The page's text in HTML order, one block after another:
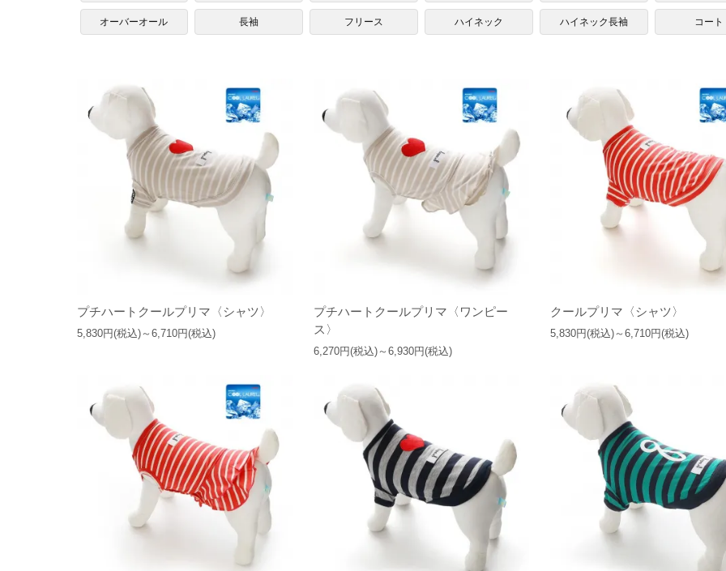
オーバーオール 長袖 フリース ハイネック ハイネック長袖 コート
プチハートクールプリマ〈シャツ〉
5,830円(税込)～6,710円(税込)
プチハートクールプリマ〈ワンピー
ス〉
6,270円(税込)～6,930円(税込)
クールプリマ〈シャツ〉
5,830円(税込)～6,710円(税込)